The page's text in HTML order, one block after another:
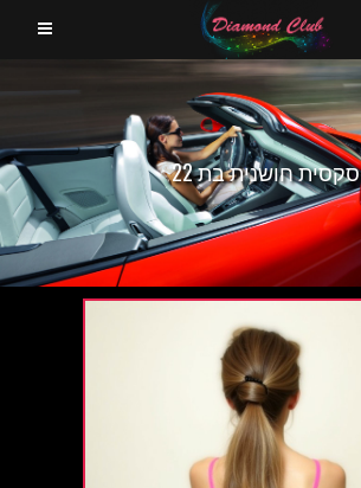
סקסית חושנית בת 22